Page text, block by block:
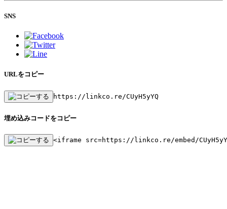
SNS
URLをコピー
https://linkco.re/CUyH5yYQ
埋め込みコードをコピー
<iframe src=https://linkco.re/embed/